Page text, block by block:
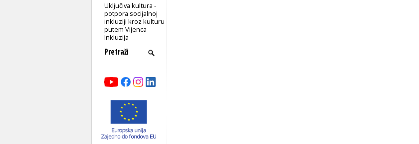
Uključiva kultura -
potpora socijalnoj
inkluziji kroz kulturu
putem Vijenca
Inkluzija